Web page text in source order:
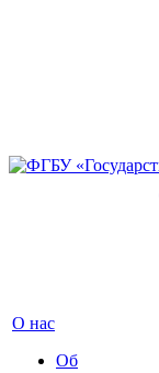
О нас
Об